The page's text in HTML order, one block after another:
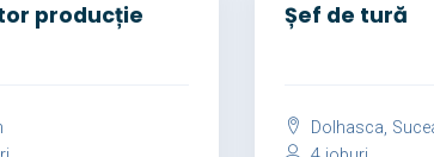
producție Șef de tură
Dolhasca, Suceava